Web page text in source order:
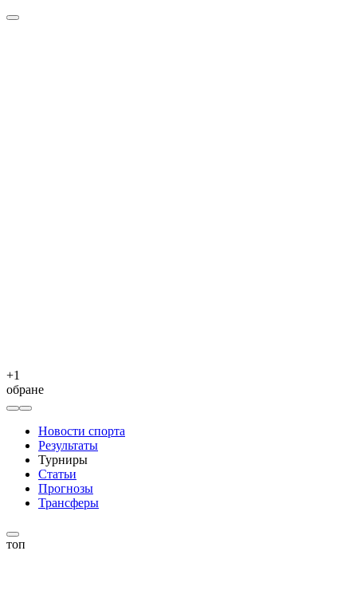
+1
обране
Новости спорта
Результаты
Турниры
Статьи
Прогнозы
Трансферы
топ